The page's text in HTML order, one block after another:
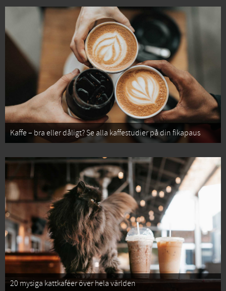
Kaffe – bra eller dåligt? Se alla kaffestudier på din fikapaus
20 mysiga kattkaféer över hela världen